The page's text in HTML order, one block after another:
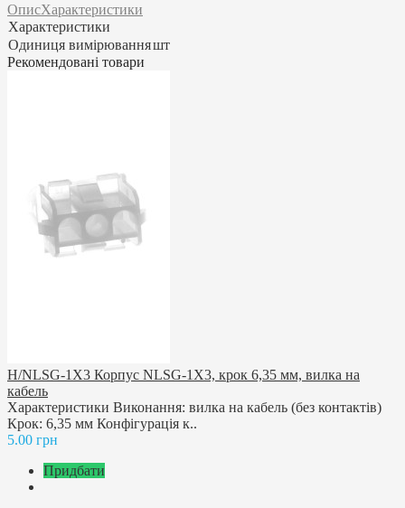
ОписХарактеристики
Характеристики
Одиниця вимірюванняшт
Рекомендовані товари
H/NLSG-1X3 Корпус NLSG-1X3, крок 6,35 мм, вилка на
кабель
Характеристики Виконання: вилка на кабель (без контактів)
Крок: 6,35 мм Конфігурація к..
5.00 грн
Придбати